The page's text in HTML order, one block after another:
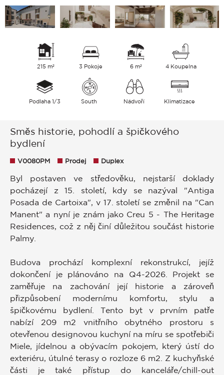
215 m² 3 Pokoje 6 m² 4 Koupelna
Podlaha 1/3 South Nádvoří Klimatizace
Směs historie, pohodlí a špičkového
bydlení
V0080PM Prodej Duplex
Byl postaven ve středověku, nejstarší doklady
pocházejí z 15. století, kdy se nazýval "Antiga
Posada de Cartoixa", v 17. století se změnil na "Can
Manent" a nyní je znám jako Creu 5 - The Heritage
Residences, což z něj činí důležitou součást historie
Palmy.
Budova prochází komplexní rekonstrukcí, jejíž
dokončení je plánováno na Q4-2026. Projekt se
zaměřuje na zachování její historie a zároveň
přizpůsobení modernímu komfortu, stylu a
špičkovému bydlení. Tento byt v prvním patře
nabízí 209 m2 vnitřního obytného prostoru s
otevřenou designovou kuchyní na míru se spotřebiči
Miele, jídelnou a obývacím pokojem, který ústí do
exteriéru, útulné terasy o rozloze 6 m2. Z kuchyňské
části je také přístup do kanceláře/chill-out